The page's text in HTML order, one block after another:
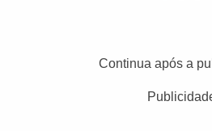
Continua após a